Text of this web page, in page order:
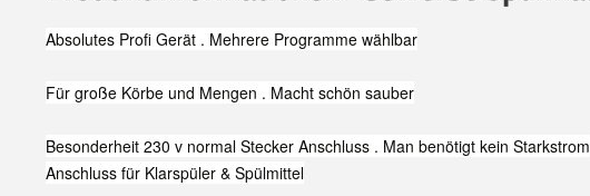
Absolutes Profi Gerät . Mehrere Programme wählbar
Für große Körbe und Mengen . Macht schön sauber
Besonderheit 230 v normal Stecker Anschluss . Man benötigt kein Starkstrom
Anschluss für Klarspüler & Spülmittel